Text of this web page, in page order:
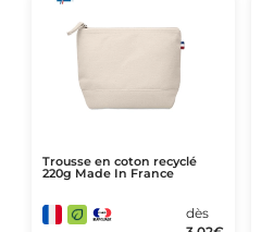
Trousse en coton recyclé
220g Made In France
dès